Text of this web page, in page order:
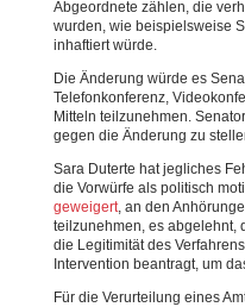
Abgeordnete zählen, die
wurden, wie beispielsweise
inhaftiert würde.
Die Änderung würde es
Telefonkonferenz,
Mitteln teilzunehmen.
gegen die Änderung zu
Sara Duterte hat jegliches
die Vorwürfe als politisch
geweigert, an den
teilzunehmen, es abgelehnt,
die Legitimität des
Intervention beantragt, um
Für die Verurteilung eines